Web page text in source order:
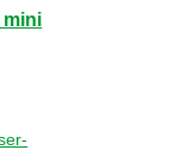
mini